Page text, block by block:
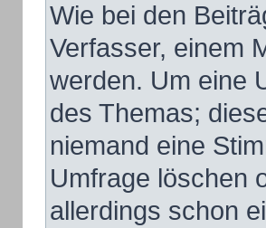
Wie bei den
Verfasser, einem
werden. Um eine
des Themas;
niemand eine
Umfrage löschen
allerdings schon